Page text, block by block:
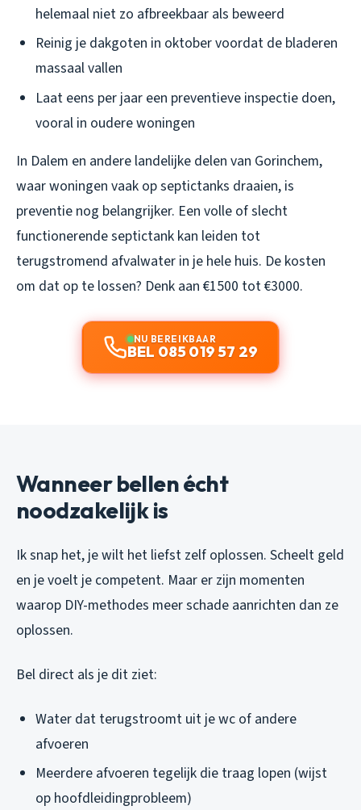
helemaal niet zo afbreekbaar als beweerd
Reinig je dakgoten in oktober voordat de bladeren
massaal vallen
Laat eens per jaar een preventieve inspectie doen,
vooral in oudere woningen
In Dalem en andere landelijke delen van Gorinchem,
waar woningen vaak op septictanks draaien, is
preventie nog belangrijker. Een volle of slecht
functionerende septictank kan leiden tot
terugstromend afvalwater in je hele huis. De kosten
om dat op te lossen? Denk aan €1500 tot €3000.
NU BEREIKBAAR
BEL 085 019 57 29
Wanneer bellen écht
noodzakelijk is
Ik snap het, je wilt het liefst zelf oplossen. Scheelt geld
en je voelt je competent. Maar er zijn momenten
waarop DIY-methodes meer schade aanrichten dan ze
oplossen.
Bel direct als je dit ziet:
Water dat terugstroomt uit je wc of andere
afvoeren
Meerdere afvoeren tegelijk die traag lopen (wijst
op hoofdleidingprobleem)